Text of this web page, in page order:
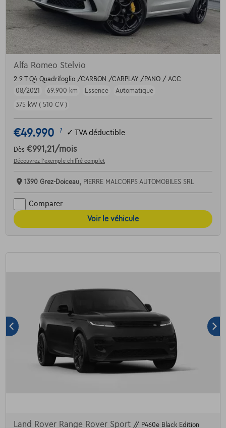
Alfa Romeo Stelvio
2.9 T Q4 Quadrifoglio /CARBON /CARPLAY /PANO / ACC
08/2021
69.900 km Essence
Automatique
375 kW ( 510 CV )
€49.990 1 ✓ TVA déductible
Dès €991,21 /mois
Découvrez l’exemple chiffré complet
1390 Grez-Doiceau, PIERRE MALCORPS AUTOMOBILES SRL
Comparer
Voir le véhicule
Land Rover Range Rover Sport // P460e Black Edition